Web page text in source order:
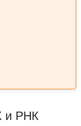
и РНК